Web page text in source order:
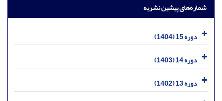
شماره‌های پیشین نشریه
دوره 15 (1404)
دوره 14 (1403)
دوره 13 (1402)